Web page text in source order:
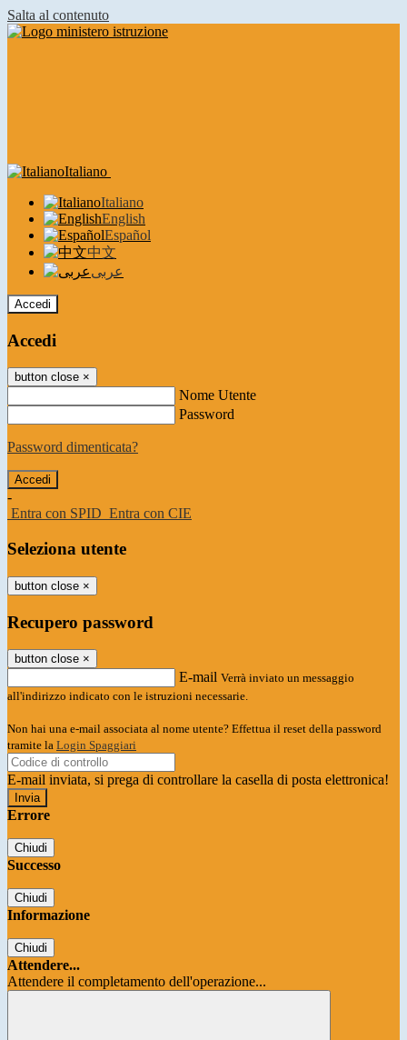
Salta al contenuto
Italiano
Italiano
English
Español
中文
عربى
Accedi
Accedi
button close ×
Nome Utente
Password
Password dimenticata?
-
Entra con SPID Entra con CIE
Seleziona utente
button close ×
Recupero password
button close ×
E-mail Verrà inviato un messaggio
all'indirizzo indicato con le istruzioni necessarie.
Non hai una e-mail associata al nome utente? Effettua il reset della password
tramite la Login Spaggiari
E-mail inviata, si prega di controllare la casella di posta elettronica!
Errore
Chiudi
Successo
Chiudi
Informazione
Chiudi
Attendere...
Attendere il completamento dell'operazione...